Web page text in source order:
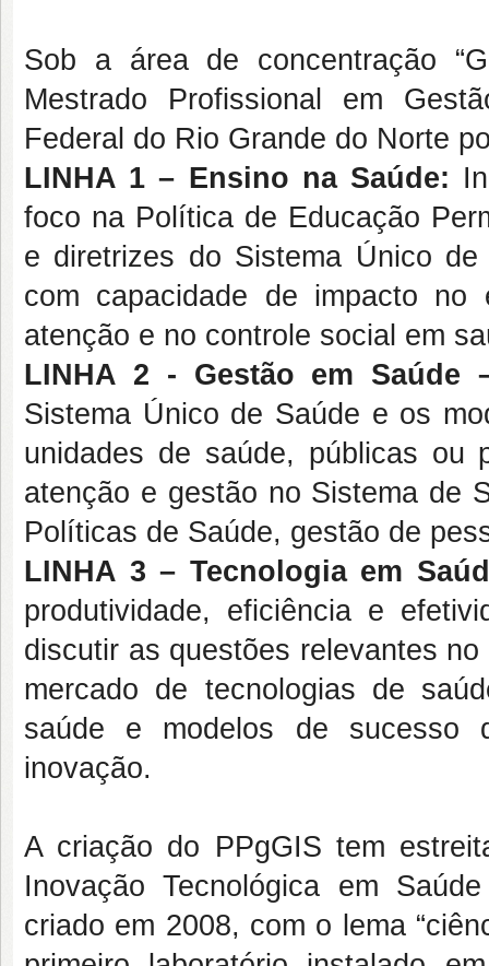
Sob a área de concentração
Mestrado Profissional em
Federal do Rio Grande do Norte
LINHA 1 – Ensino na Saúde:
foco na Política de Educação
e diretrizes do Sistema Único
com capacidade de impacto
atenção e no controle social em
LINHA 2 - Gestão em Saúde
Sistema Único de Saúde e os
unidades de saúde, públicas ou
atenção e gestão no Sistema de
Políticas de Saúde, gestão de
LINHA 3 – Tecnologia em
produtividade, eficiência e
discutir as questões relevantes
mercado de tecnologias de
saúde e modelos de sucesso
inovação.
A criação do PPgGIS tem
Inovação Tecnológica em
criado em 2008, com o lema